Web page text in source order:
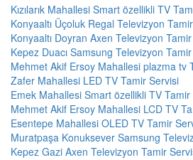
Kızılarık Mahallesi Smart özellikli TV
Konyaaltı Üçoluk Regal Televizyon
Konyaaltı Doyran Axen Televizyon
Kepez Duacı Samsung Televizyon
Mehmet Akif Ersoy Mahallesi plazma tv
Zafer Mahallesi LED TV Tamir Servisi
Emek Mahallesi Smart özellikli TV
Mehmet Akif Ersoy Mahallesi LCD TV
Esentepe Mahallesi OLED TV Tamir
Muratpaşa Konuksever Samsung
Kepez Gazi Axen Televizyon Tamir